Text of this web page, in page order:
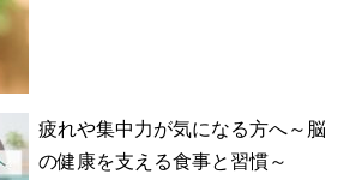
疲れや集中力が気になる方へ～脳
の健康を支える食事と習慣～